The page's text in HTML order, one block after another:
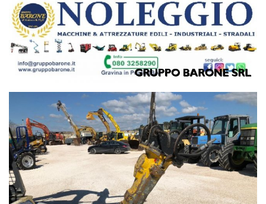
Responsabili Vendite
Rag.Nunzio Tedesco 3357483604
Michele Tedesco 3357483603